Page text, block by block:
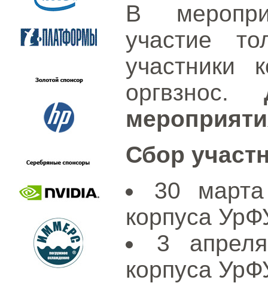
В
участие
участники
оргвзнос.
Сбор
30
корпуса
3
корпуса